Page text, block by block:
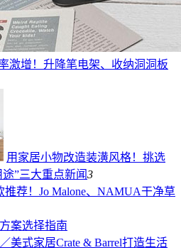
激增！升降笔电架、收纳洞洞板
用家居小物改造装潢风格！挑选
途”三大重点新闻3
推荐！Jo Malone、NAMUA干净草
案选择指南
美式家居Crate & Barrel打造生活